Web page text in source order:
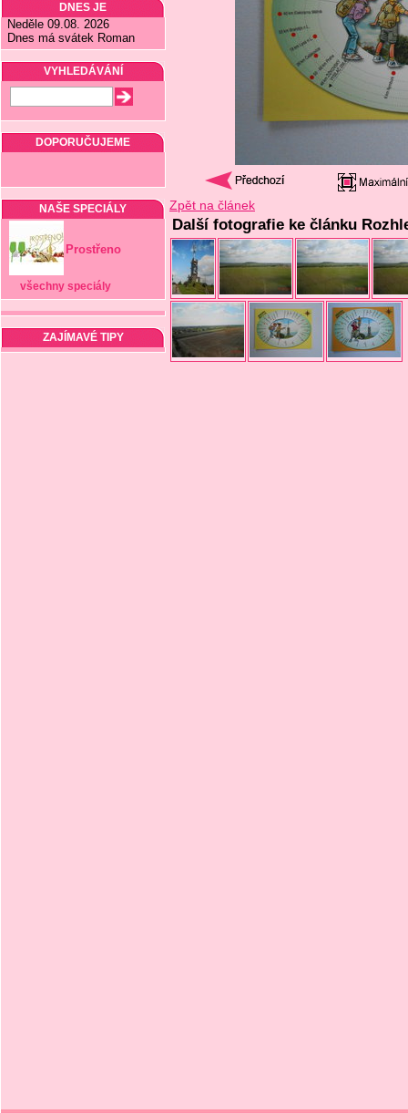
DNES JE
Neděle 09.08. 2026
Dnes má svátek Roman
VYHLEDÁVÁNÍ
DOPORUČUJEME
NAŠE SPECIÁLY
Prostřeno
všechny speciály
ZAJÍMAVÉ TIPY
Zpět na článek
Další fotografie ke článku